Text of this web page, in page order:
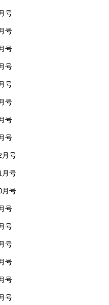
号
号
号
号
号
号
号
号
月号
月号
月号
号
号
号
号
号
号